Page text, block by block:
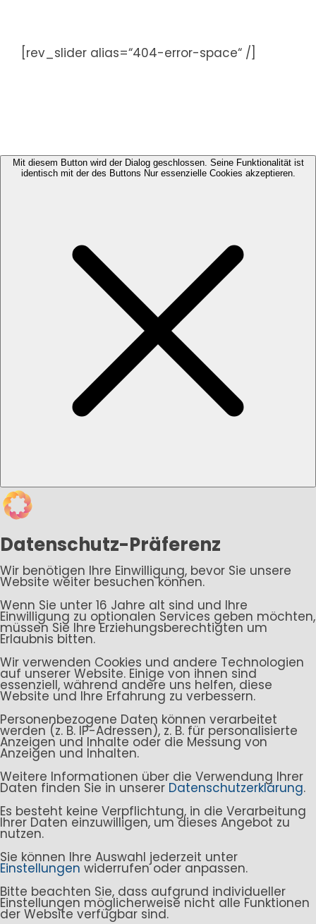
springen[rev_slider alias=“404-error-space“ /]
Mit diesem Button wird der Dialog geschlossen. Seine Funktionalität ist
identisch mit der des Buttons Nur essenzielle Cookies akzeptieren.
Datenschutz-Präferenz
Wir benötigen Ihre Einwilligung, bevor Sie unsere
Website weiter besuchen können.
Wenn Sie unter 16 Jahre alt sind und Ihre
Einwilligung zu optionalen Services geben möchten,
müssen Sie Ihre Erziehungsberechtigten um
Erlaubnis bitten.
Wir verwenden Cookies und andere Technologien
auf unserer Website. Einige von ihnen sind
essenziell, während andere uns helfen, diese
Website und Ihre Erfahrung zu verbessern.
Personenbezogene Daten können verarbeitet
werden (z. B. IP-Adressen), z. B. für personalisierte
Anzeigen und Inhalte oder die Messung von
Anzeigen und Inhalten.
Weitere Informationen über die Verwendung Ihrer
Daten finden Sie in unserer Datenschutzerklärung.
Es besteht keine Verpflichtung, in die Verarbeitung
Ihrer Daten einzuwilligen, um dieses Angebot zu
nutzen.
Sie können Ihre Auswahl jederzeit unter
Einstellungen widerrufen oder anpassen.
Bitte beachten Sie, dass aufgrund individueller
Einstellungen möglicherweise nicht alle Funktionen
der Website verfügbar sind.